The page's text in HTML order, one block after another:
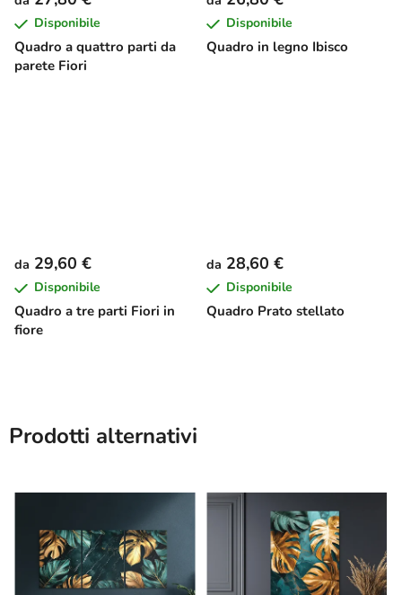
Quadro a quattro parti da
parete Fiori
Disponibile
Quadro in legno Ibisco
Disponibile
Quadro a tre parti Fiori in
fiore
da 29,60 €
Disponibile
Quadro Prato stellato
da 28,60 €
Disponibile
Prodotti alternativi